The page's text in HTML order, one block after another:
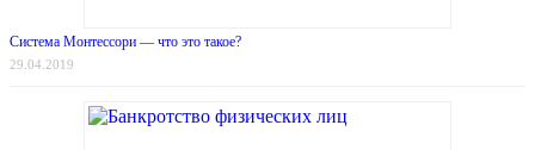
Система Монтессори — что это такое?
29.04.2019